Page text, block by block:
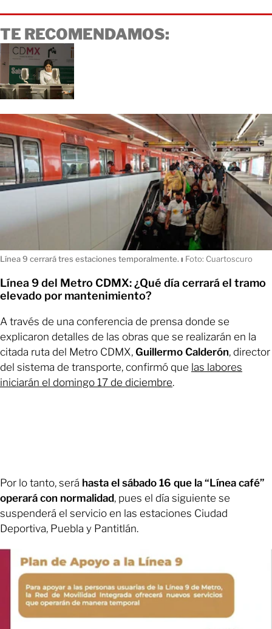
TE RECOMENDAMOS:
Línea 9 cerrará tres estaciones temporalmente. ı Foto: Cuartoscuro
Línea 9 del Metro CDMX: ¿Qué día cerrará el tramo
elevado por mantenimiento?
A través de una conferencia de prensa donde se
explicaron detalles de las obras que se realizarán en la
citada ruta del Metro CDMX, Guillermo Calderón, director
del sistema de transporte, confirmó que las labores
iniciarán el domingo 17 de diciembre.
Por lo tanto, será hasta el sábado 16 que la “Línea café”
operará con normalidad, pues el día siguiente se
suspenderá el servicio en las estaciones Ciudad
Deportiva, Puebla y Pantitlán.